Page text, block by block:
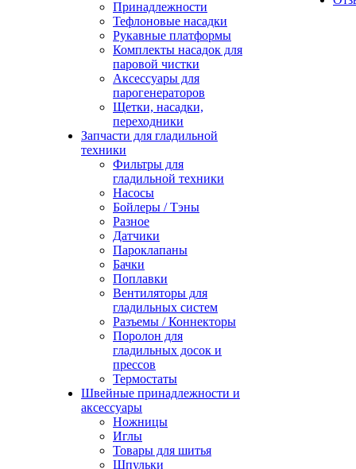
Принадлежности
Тефлоновые насадки
Рукавные платформы
Комплекты насадок для
паровой чистки
Аксессуары для
парогенераторов
Щетки, насадки,
переходники
Запчасти для гладильной
техники
Фильтры для
гладильной техники
Насосы
Бойлеры / Тэны
Разное
Датчики
Пароклапаны
Бачки
Поплавки
Вентиляторы для
гладильных систем
Разъемы / Коннекторы
Поролон для
гладильных досок и
прессов
Термостаты
Швейные принадлежности и
аксессуары
Ножницы
Иглы
Товары для шитья
Шпульки